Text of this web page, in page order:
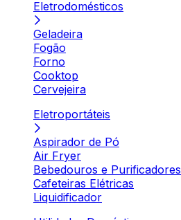
Eletrodomésticos
Geladeira
Fogão
Forno
Cooktop
Cervejeira
Eletroportáteis
Aspirador de Pó
Air Fryer
Bebedouros e Purificadores
Cafeteiras Elétricas
Liquidificador